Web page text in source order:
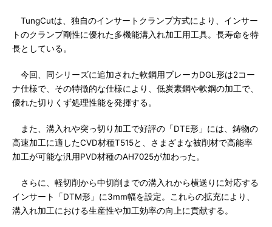
TungCutは、独自のインサートクランプ方式により、インサー
トのクランプ剛性に優れた多機能溝入れ加工用工具。長寿命を特
長としている。
今回、同シリーズに追加された軟鋼用ブレーカDGL形は2コー
ナ仕様で、その特徴的な仕様により、低炭素鋼や軟鋼の加工で、
優れた切りくず処理性能を発揮する。
また、溝入れや突っ切り加工で好評の「DTE形」には、鋳物の
高速加工に適したCVD材種T515と、さまざまな被削材で高能率
加工が可能な汎用PVD材種のAH7025が加わった。
さらに、軽切削から中切削までの溝入れから横送りに対応する
インサート「DTM形」に3mm幅を設定。これらの拡充により、
溝入れ加工における生産性や加工効率の向上に貢献する。